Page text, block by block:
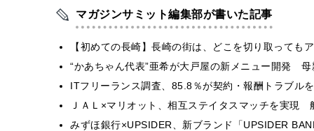
マガジンサミット編集部が書いた記事
【初めての長崎】長崎の街は、どこを切り取って
“かあちゃん代表”亜希が大戸屋の新メニュー開発
ITフリーランス調査、85.8％が契約・報酬トラブ
ＪＡＬ×マリオット、相互ステイタスマッチを実
みずほ銀行×UPSIDER、新ブランド「UPSIDER